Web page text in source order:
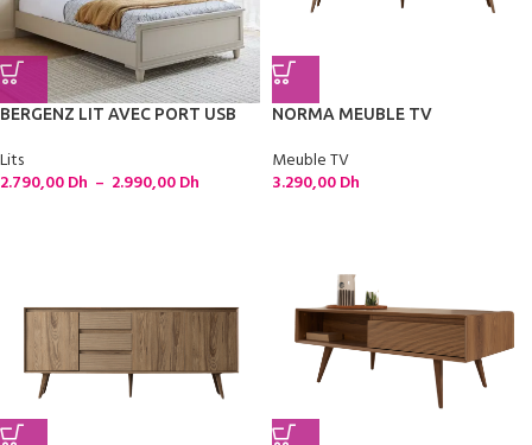
BERGENZ LIT AVEC PORT USB
Lits
2.790,00Dh – 2.990,00Dh
NORMA MEUBLE TV
Meuble TV
3.290,00Dh